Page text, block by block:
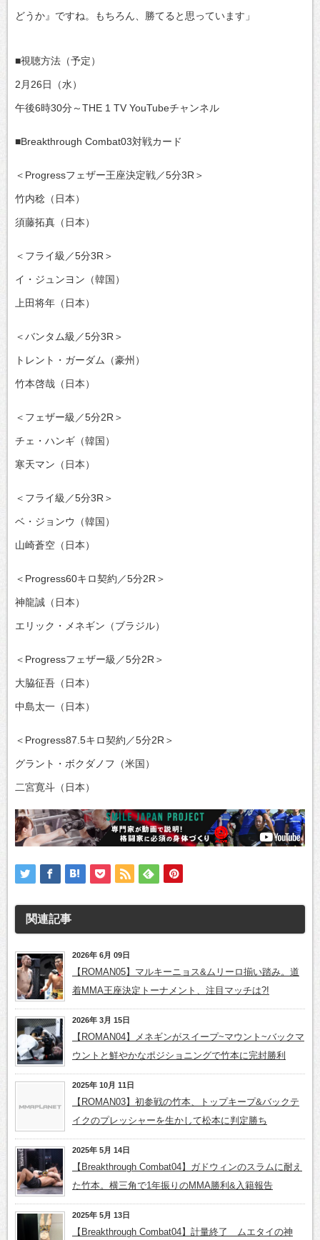
どうか』ですね。もちろん、勝てると思っています」
■視聴方法（予定）
2月26日（水）
午後6時30分～THE 1 TV YouTubeチャンネル
■Breakthrough Combat03対戦カード
＜Progressフェザー王座決定戦／5分3R＞
竹内稔（日本）
須藤拓真（日本）
＜フライ級／5分3R＞
イ・ジュンヨン（韓国）
上田将年（日本）
＜バンタム級／5分3R＞
トレント・ガーダム（豪州）
竹本啓哉（日本）
＜フェザー級／5分2R＞
チェ・ハンギ（韓国）
寒天マン（日本）
＜フライ級／5分3R＞
ベ・ジョンウ（韓国）
山崎蒼空（日本）
＜Progress60キロ契約／5分2R＞
神龍誠（日本）
エリック・メネギン（ブラジル）
＜Progressフェザー級／5分2R＞
大脇征吾（日本）
中島太一（日本）
＜Progress87.5キロ契約／5分2R＞
グラント・ボクダノフ（米国）
二宮寛斗（日本）
関連記事
2026年 6月 09日
【ROMAN05】マルキーニョス&ムリーロ揃い踏み。道
着MMA王座決定トーナメント、注目マッチは?!
2026年 3月 15日
【ROMAN04】メネギンがスイープ~マウント~バックマ
ウントと鮮やかなポジショニングで竹本に完封勝利
2025年 10月 11日
【ROMAN03】初参戦の竹本、トップキープ&バックテ
イクのプレッシャーを生かして松本に判定勝ち
2025年 5月 14日
【Breakthrough Combat04】ガドウィンのスラムに耐え
た竹本。横三角で1年振りのMMA勝利&入籍報告
2025年 5月 13日
【Breakthrough Combat04】計量終了 ムエタイの神